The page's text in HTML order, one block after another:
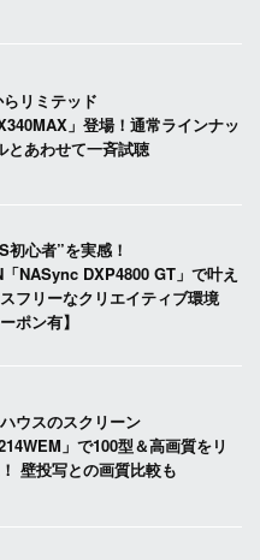
リミテッド
」登場！通常ラインナッ
とあわせて一斉試聴
初心者”を実感！
NASync DXP4800 GT」で叶え
フリーなクリエイティブ環境
ポン有】
ウスのスクリーン
」で100型＆高画質をリ
壁投写との画質比較も